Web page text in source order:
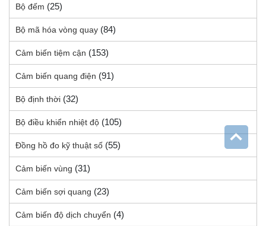
Bộ đếm (25)
Bộ mã hóa vòng quay (84)
Cảm biến tiệm cận (153)
Cảm biến quang điện (91)
Bộ định thời (32)
Bộ điều khiển nhiệt độ (105)
Đồng hồ đo kỹ thuật số (55)
Cảm biến vùng (31)
Cảm biến sợi quang (23)
Cảm biến độ dịch chuyển (4)